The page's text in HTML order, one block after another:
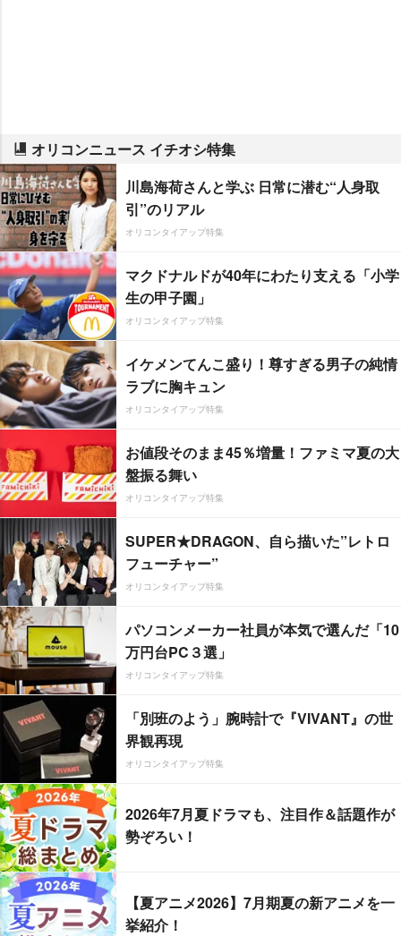
オリコンニュース イチオシ特集
川島海荷さんと学ぶ 日常に潜む“人身取
引”のリアル
オリコンタイアップ特集
マクドナルドが40年にわたり支える「小学
生の甲子園」
オリコンタイアップ特集
イケメンてんこ盛り！尊すぎる男子の純情
ラブに胸キュン
オリコンタイアップ特集
お値段そのまま45％増量！ファミマ夏の大
盤振る舞い
オリコンタイアップ特集
SUPER★DRAGON、自ら描いた”レトロ
フューチャー”
オリコンタイアップ特集
パソコンメーカー社員が本気で選んだ「10
万円台PC３選」
オリコンタイアップ特集
「別班のよう」腕時計で『VIVANT』の世
界観再現
オリコンタイアップ特集
2026年7月夏ドラマも、注目作＆話題作が
勢ぞろい！
【夏アニメ2026】7月期夏の新アニメを一
挙紹介！